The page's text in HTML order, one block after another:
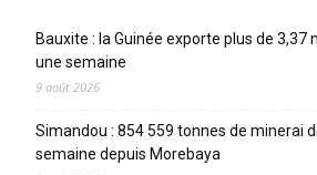
Bauxite : la Guinée exporte plus de 3,37
une semaine
9 août 2026
Simandou : 854 559 tonnes de minerai
semaine depuis Morebaya